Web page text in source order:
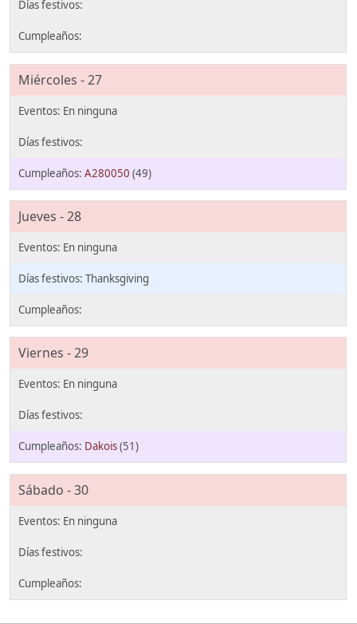
Miércoles - 27
A280050 (49)
Jueves - 28
Thanksgiving
Viernes - 29
Dakois(51)
Sábado - 30